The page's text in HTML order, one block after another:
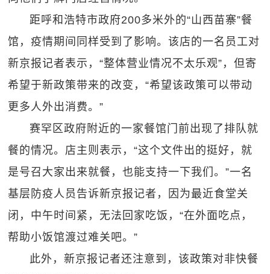
距呼和浩特市政府200多米外的“山西苗寨”餐
馆，疫情期间同样受到了影响。该店的一名员工对
新京报记者表示，“整体营业情况不太乐观”，但寄
希望于新政策带来的改变，“希望该政策可以带动
更多人外出消费。”
赛罕区政府附近的一家餐馆门前出现了排队就
餐的情况。店主则表示，“这个文件出的挺好，就
是号召大家出来就餐，也能支持一下我们。”一名
基层防疫人员告诉新京报记者，因为最近食堂关
闭，中午时间紧，无法回家吃饭，“在外面吃点，
帮助小饭馆渡过难关吧。”
此外，新京报记者还注意到，该政策对非快餐